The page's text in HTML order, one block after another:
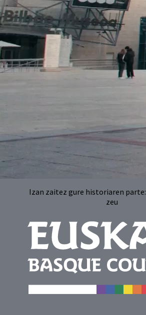
Izan zaitez gure historiaren parte:
zeu